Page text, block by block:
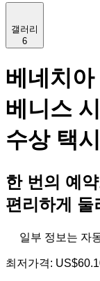
갤러리
6
베네치
베니스
수상 택시
한 번의 예
편리하게 둘
일부 정보는 자
최저가격: